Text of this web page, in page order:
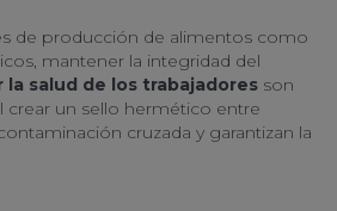
de producción de alimentos como
mantener la integridad del
la salud de los trabajadores son
crear un sello hermético entre
cruzada y garantizan la